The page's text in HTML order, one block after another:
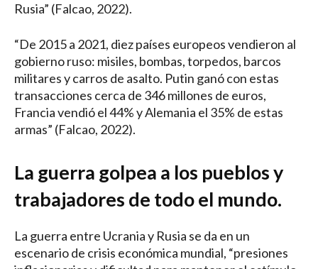
Rusia” (Falcao, 2022).
“De 2015 a 2021, diez países europeos vendieron al
gobierno ruso: misiles, bombas, torpedos, barcos
militares y carros de asalto. Putin ganó con estas
transacciones cerca de 346 millones de euros,
Francia vendió el 44% y Alemania el 35% de estas
armas” (Falcao, 2022).
La guerra golpea a los pueblos y
trabajadores de todo el mundo.
La guerra entre Ucrania y Rusia se da en un
escenario de crisis económica mundial, “presiones